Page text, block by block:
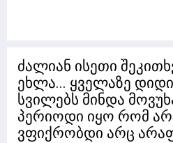
ძალიან ისეთი
ეხლა... ყველაზე
სვილებს მინდა
პერიოდი იყო რომ
ვფიქრობდი არც